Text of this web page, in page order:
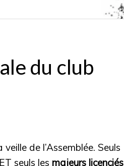
du club
de l’Assemblée. Seuls
seuls les majeurs licenciés